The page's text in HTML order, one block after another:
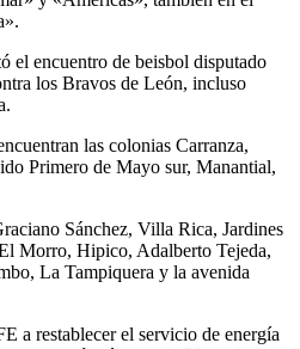
el encuentro de beisbol disputado
los Bravos de León, incluso
las colonias Carranza,
Primero de Mayo sur, Manantial,
Sánchez, Villa Rica, Jardines
Morro, Hipico, Adalberto Tejeda,
La Tampiquera y la avenida
a restablecer el servicio de energía